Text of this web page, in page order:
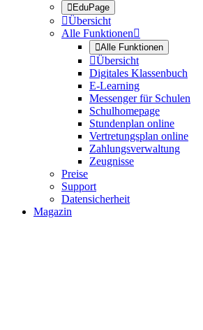
EduPage
Übersicht
Alle Funktionen
Alle Funktionen
Übersicht
Digitales Klassenbuch
E-Learning
Messenger für Schulen
Schulhomepage
Stundenplan online
Vertretungsplan online
Zahlungsverwaltung
Zeugnisse
Preise
Support
Datensicherheit
Magazin